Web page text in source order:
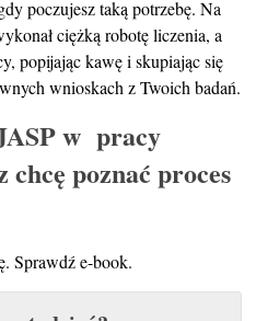
poczujesz taką potrzebę. Na
ciężką robotę liczenia, a
popijając kawę i skupiając się
wnioskach z Twoich badań.
w pracy
poznać proces
Sprawdź e-book.